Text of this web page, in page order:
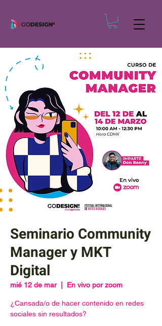
Seminario Community
Manager y MKT
Digital
mié 12 de mar
  |
En vivo por zoom
¿Cansada/o de hacer contenido en redes
sociales sin resultados?